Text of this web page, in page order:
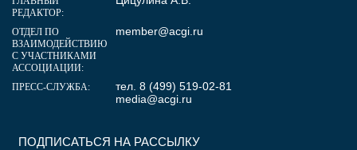
ПОДПИСАТЬСЯ НА РАССЫЛКУ
РЕДАКТОР:
ОТДЕЛ ПО
ВЗАИМОДЕЙСТВИЮ
С УЧАСТНИКАМИ
АССОЦИАЦИИ:
member@acgi.ru
ПРЕСС-СЛУЖБА:
тел. 8 (499) 519-02-81
media@acgi.ru